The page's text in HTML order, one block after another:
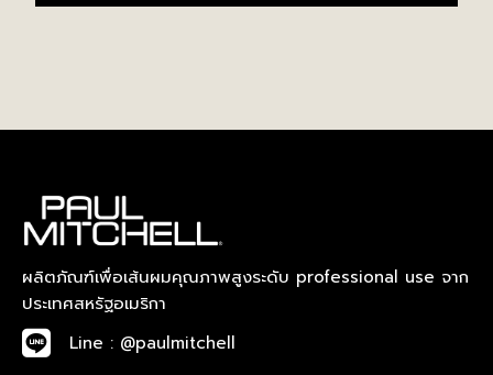
ผลิตภัณฑ์เพื่อเส้นผมคุณภาพสูงระดับ professional use จาก
ประเทศสหรัฐอเมริกา
Line : @paulmitchell